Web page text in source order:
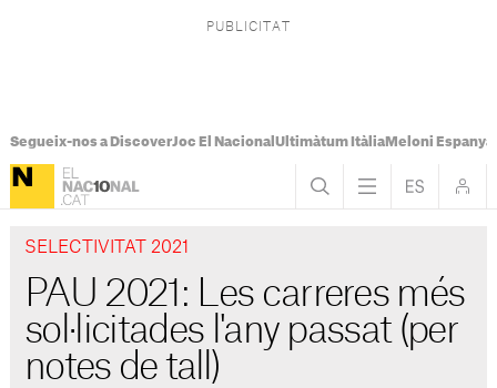
Segueix-nos a DiscoverJoc El Nacional Ultimàtum ItàliaMeloni Espanya
SELECTIVITAT 2021
PAU 2021: Les carreres més
sol·licitades l'any passat (per
notes de tall)